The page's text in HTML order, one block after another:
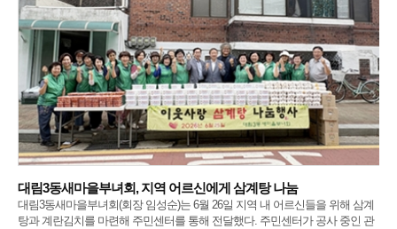
대림3동새마을부녀회, 지역 어르신에게 삼계탕 나눔
대림3동새마을부녀회(회장 임성순)는 6월 26일 지역 내 어르신들을 위해 삼계
탕과 계란김치를 마련해 주민센터를 통해 전달했다. 주민센터가 공사 중인 관